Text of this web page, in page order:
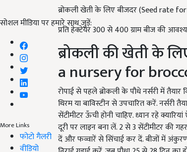
सोशल मीडिया पर हमारे साथ जुड़ें:
More Links
फोटो गैलरी
वीडियो
ब्रोकली खेती के लिए बीजदर (Seed rate
प्रति हेक्टेयर 300 से 400 ग्राम बीज की
ब्रोकली की खेती के
a nursery for
रोपाई से पहले ब्रोकली के पौधे नर्सरी में
थिरम या बाविस्टीन से उपचारित करें.
सेंटीमीटर ऊँची होनी चाहिए. ध्यान रहे
दूरी पर लाइन बना लें. 2 से 3 सेंटीमीटर की
दें और फव्वारें से सिंचाई कर दें. बीजों में